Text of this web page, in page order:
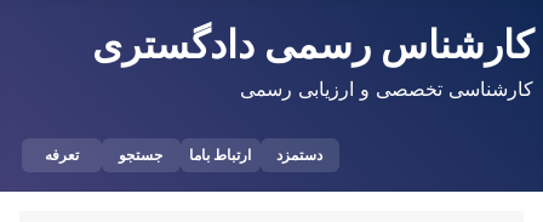
کارشناس رسمی دادگستری
کارشناسی تخصصی و ارزیابی رسمی
دستمزد ارتباط باما جستجو تعرفه